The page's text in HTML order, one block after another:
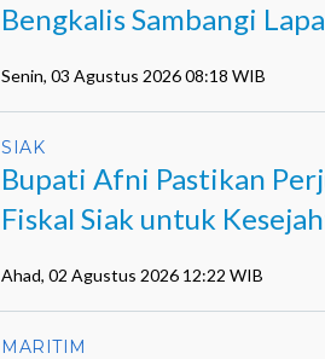
Bengkalis Sambangi
Senin, 03 Agustus 2026 08:18 WIB
SIAK
Bupati Afni Pastikan
Fiskal Siak untuk
Ahad, 02 Agustus 2026 12:22 WIB
MARITIM